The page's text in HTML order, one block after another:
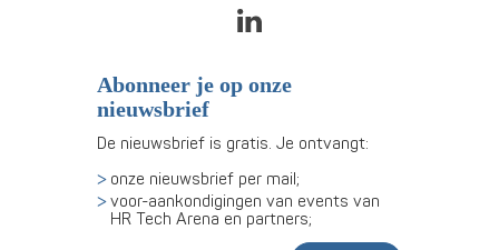
Abonneer je op onze
nieuwsbrief
De nieuwsbrief is gratis. Je ontvangt:
onze nieuwsbrief per mail;
voor-aankondigingen van events van
HR Tech Arena en partners;